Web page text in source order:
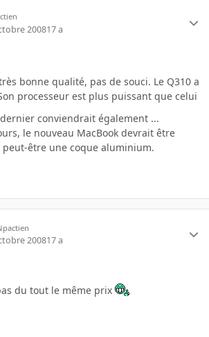
200817 a
bonne qualité, pas de souci. Le Q310 a
processeur est plus puissant que celui
conviendrait également ...
le nouveau MacBook devrait être
peut-être une coque aluminium.
200817 a
du tout le même prix